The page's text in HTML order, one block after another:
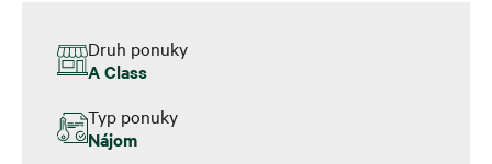
Druh ponuky
A Class
Typ ponuky
Nájom